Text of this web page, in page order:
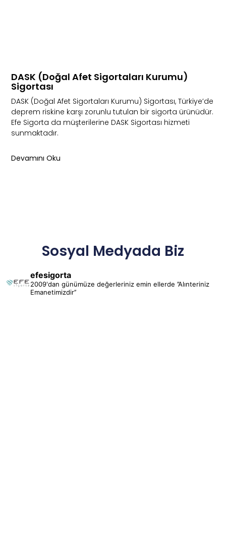
DASK (Doğal Afet Sigortaları Kurumu)
Sigortası
DASK (Doğal Afet Sigortaları Kurumu) Sigortası, Türkiye’de
deprem riskine karşı zorunlu tutulan bir sigorta ürünüdür.
Efe Sigorta da müşterilerine DASK Sigortası hizmeti
sunmaktadır.
Devamını Oku
Sosyal Medyada Biz
efesigorta
2009'dan günümüze değerleriniz emin ellerde ’’Alınteriniz
Emanetimizdir’’